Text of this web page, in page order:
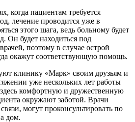
когда пациентам требуется
лечение проводится уже в
этого шага, ведь больному будет
Он будет находиться под
поэтому в случае острой
окажут соответствующую помощь.
клинику «Марк» своим друзьям и
уже нескольких лет работы
здесь комфортную и дружественную
окружают заботой. Врачи
могут проконсультировать по
дом.